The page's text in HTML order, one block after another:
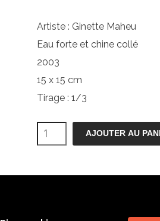
Artiste : Ginette Maheu
Eau forte et chine collé
2003
15 x 15 cm
Tirage : 1/3
quantité
de
AJOUTER AU